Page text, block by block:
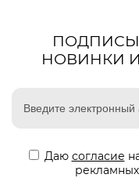
НОВИНКИ
Даю согласие